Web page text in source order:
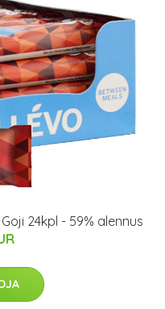
24kpl - 59% alennus